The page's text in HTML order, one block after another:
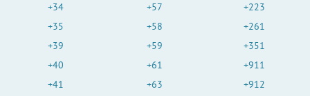
+34
+35
+39
+40
+41
+57
+58
+59
+61
+63
+223
+261
+351
+911
+912